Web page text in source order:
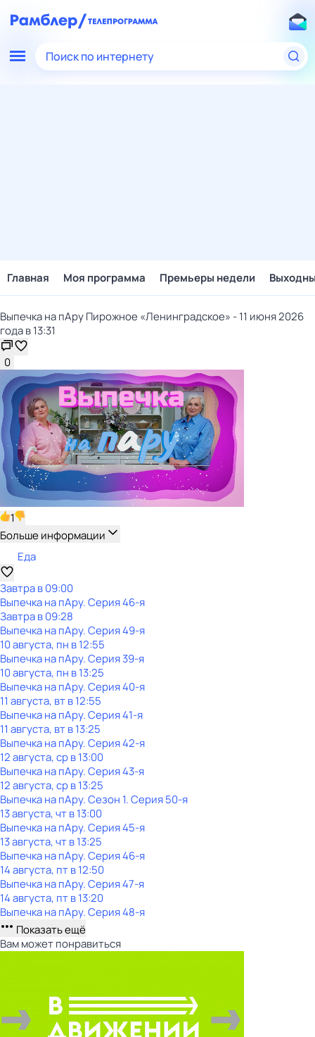
Поиск по интернету
Главная Моя программа Премьеры недели
Выпечка на пАру Пирожное «Ленинградское» - 11 июня 2026
года в 13:31
0
1
Больше информации
Еда
Завтра в 09:00
Выпечка на пАру. Серия 46-я
Завтра в 09:28
Выпечка на пАру. Серия 49-я
10 августа, пн в 12:55
Выпечка на пАру. Серия 39-я
10 августа, пн в 13:25
Выпечка на пАру. Серия 40-я
11 августа, вт в 12:55
Выпечка на пАру. Серия 41-я
11 августа, вт в 13:25
Выпечка на пАру. Серия 42-я
12 августа, ср в 13:00
Выпечка на пАру. Серия 43-я
12 августа, ср в 13:25
Выпечка на пАру. Сезон 1. Серия 50-я
13 августа, чт в 13:00
Выпечка на пАру. Серия 45-я
13 августа, чт в 13:25
Выпечка на пАру. Серия 46-я
14 августа, пт в 12:50
Выпечка на пАру. Серия 47-я
14 августа, пт в 13:20
Выпечка на пАру. Серия 48-я
Показать ещё
Вам может понравиться